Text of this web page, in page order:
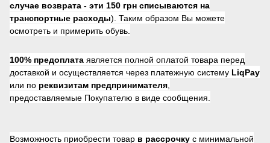
случае возврата - эти 150 грн списываются на
транспортные расходы). Таким образом Вы можете
осмотреть и примерить обувь.
100% предоплата является полной оплатой товара перед
доставкой и осуществляется через платежную систему LiqPay
или по реквизитам предпринимателя
предоставляемые Покупателю в виде сообщения.
Возможность приобрести товар в рассрочку с минимальной